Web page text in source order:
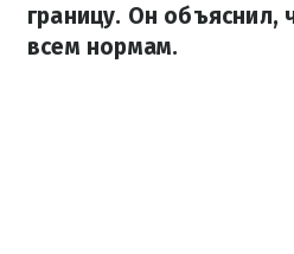
границу. Он объяснил,
всем нормам.